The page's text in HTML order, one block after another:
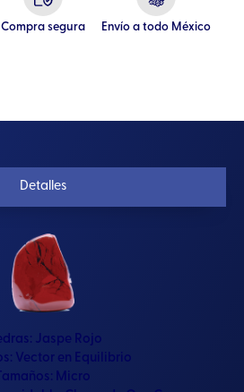
Compra segura Envío a todo México
Detalles
Jaspe Rojo
Vector en Equilibrio
Tamaños: Micro